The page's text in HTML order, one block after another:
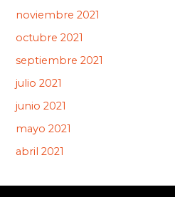
noviembre 2021
octubre 2021
septiembre 2021
julio 2021
junio 2021
mayo 2021
abril 2021